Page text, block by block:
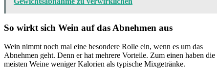
So wirkt sich Wein auf das Abnehmen aus
Wein nimmt noch mal eine besondere Rolle ein, wenn es um das
Abnehmen geht. Denn er hat mehrere Vorteile. Zum einen haben die
meisten Weine weniger Kalorien als typische Mixgetränke.